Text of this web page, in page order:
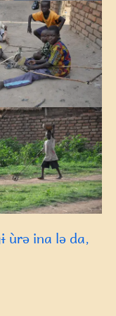
ùrə ina lə da,